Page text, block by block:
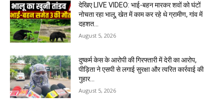
देखिए LIVE VIDEO: भाई-बहन मारकर शवों को घंटों
नोचता रहा भालू, खेत में काम कर रहे थे ग्रामीण, गांव में
दहशत…
August 5, 2026
दुष्कर्म केस के आरोपी की गिरफ्तारी में देरी का आरोप,
पीड़िता ने एसपी से लगाई सुरक्षा और त्वरित कार्रवाई की
गुहार…
August 5, 2026